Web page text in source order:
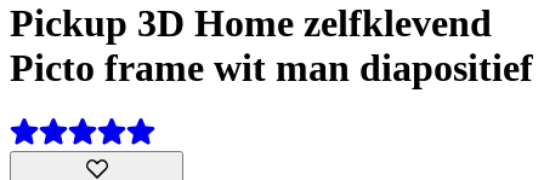
Pickup 3D Home zelfklevend
Picto frame wit man diapositief